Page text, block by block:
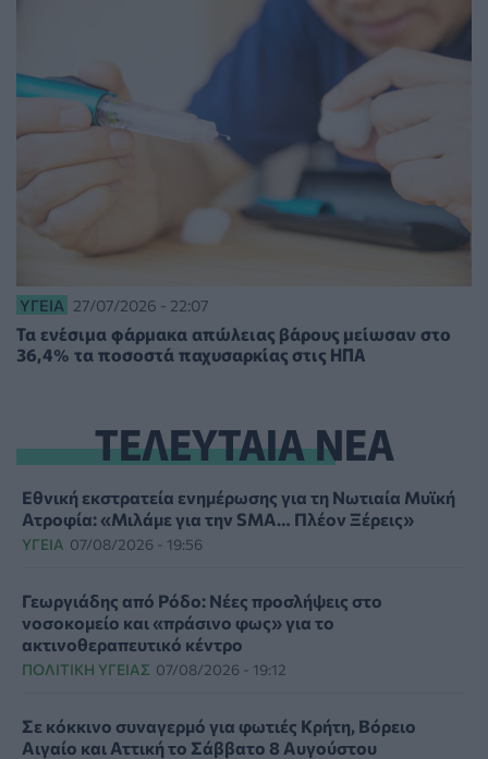
ΥΓΕΊΑ 27/07/2026 - 22:07
Τα ενέσιμα φάρμακα απώλειας βάρους μείωσαν στο
36,4% τα ποσοστά παχυσαρκίας στις ΗΠΑ
ΤΕΛΕΥΤΑΙΑ ΝΕΑ
Εθνική εκστρατεία ενημέρωσης για τη Νωτιαία Μυϊκή
Ατροφία: «Μιλάμε για την SMA… Πλέον Ξέρεις»
ΥΓΕΊΑ 07/08/2026 - 19:56
Γεωργιάδης από Ρόδο: Νέες προσλήψεις στο
νοσοκομείο και «πράσινο φως» για το
ακτινοθεραπευτικό κέντρο
ΠΟΛΙΤΙΚΉ ΥΓΕΊΑΣ 07/08/2026 - 19:12
Σε κόκκινο συναγερμό για φωτιές Κρήτη, Βόρειο
Αιγαίο και Αττική το Σάββατο 8 Αυγούστου